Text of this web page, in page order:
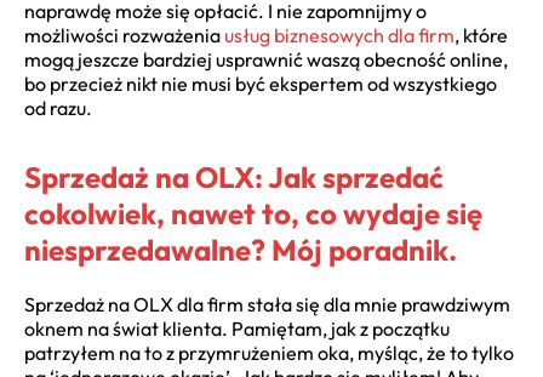
naprawdę może się opłacić. I nie zapomnijmy o
możliwości rozważeniausług biznesowych dla firm, które
mogą jeszcze bardziej usprawnić waszą obecność online,
bo przecież nikt nie musi być ekspertem od wszystkiego
od razu.
Sprzedaż na OLX: Jak sprzedać
cokolwiek, nawet to, co wydaje się
niesprzedawalne? Mój poradnik.
Sprzedaż na OLX dla firm stała się dla mnie prawdziwym
oknem na świat klienta. Pamiętam, jak z początku
patrzyłem na to z przymrużeniem oka, myśląc, że to tylko